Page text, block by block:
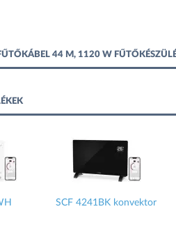
44 M, 1120 W
SCF 4241BK konvektor